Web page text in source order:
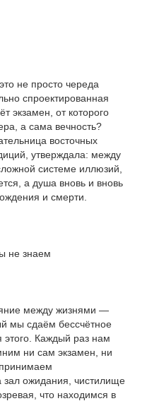
не просто череда
спроектированная
экзамен, от которого
а сама вечность?
восточных
утверждала: между
системе иллюзий,
а душа вновь и вновь
и смерти.
не знаем
между жизнями —
мы сдаём бессчётное
этого. Каждый раз нам
ни сам экзамен, ни
зал ожидания, чистилище
что находимся в